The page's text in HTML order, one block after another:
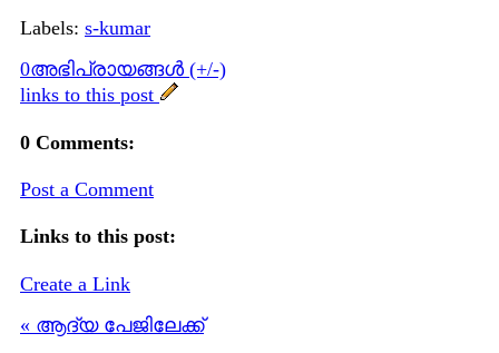
Labels: s-kumar
0അഭിപ്രായങ്ങള്‍ (+/-)
links to this post
0 Comments:
Post a Comment
Links to this post:
Create a Link
« ആദ്യ പേജിലേക്ക്